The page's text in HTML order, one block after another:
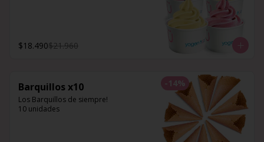
$18.490$21.960
-14%
Barquillos x10
Los Barquillos de siempre!
10 unidades